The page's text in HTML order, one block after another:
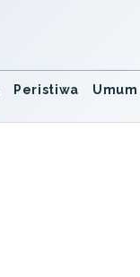
Peristiwa Umum